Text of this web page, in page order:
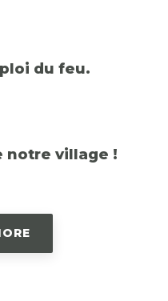
du feu.
notre village !